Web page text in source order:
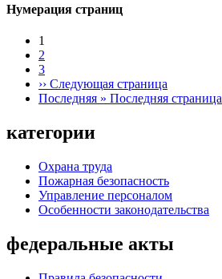
Нумерация страниц
1
2
3
›› Следующая страница
Последняя » Последняя страница
категории
Охрана труда
Пожарная безопасность
Управление персоналом
Особенности законодательства
федеральные акты